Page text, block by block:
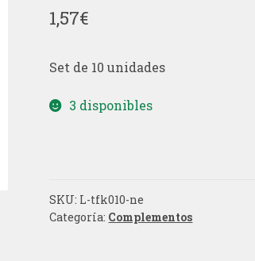
1,57€
Set de 10 unidades
3 disponibles
SKU: L-tfk010-ne
Categoría: Complementos